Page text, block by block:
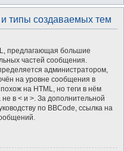
типы создаваемых тем
предлагающая большие
частей сообщения.
администратором,
на уровне сообщения в
на HTML, но теги в нём
в < и >. За дополнительной
по BBCode, ссылка на